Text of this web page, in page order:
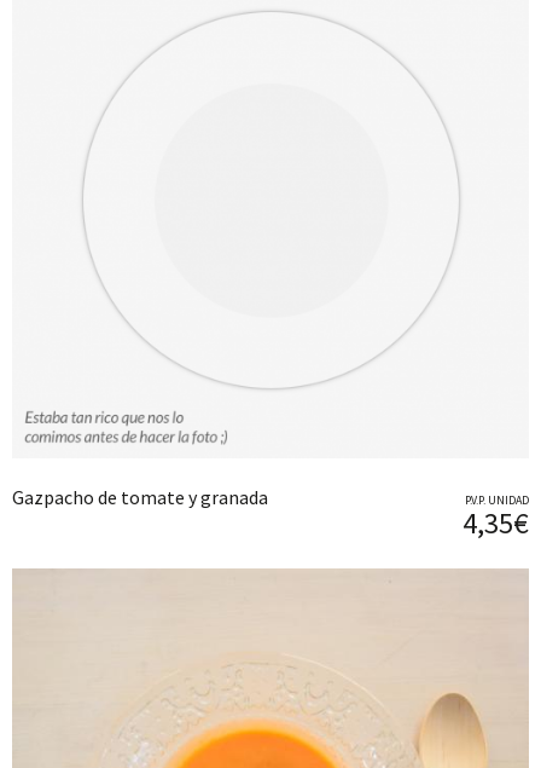
Gazpacho de tomate y granada P.V.P. UNIDAD
4,35€